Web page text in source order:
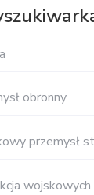
obronny